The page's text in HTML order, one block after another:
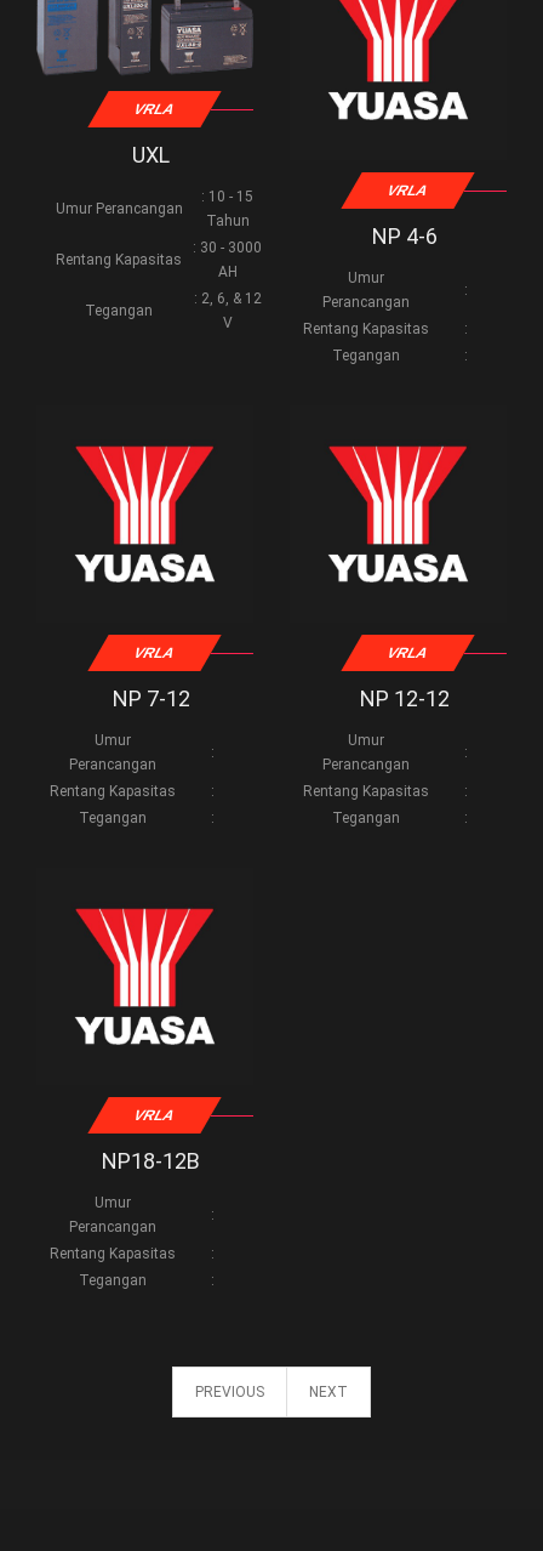
VRLA
UXL
Umur Perancangan
: 10 - 15
Tahun
Rentang Kapasitas
: 30 - 3000
AH
Tegangan
: 2, 6, & 12
V
VRLA
NP 4-6
Umur
Perancangan
:
Rentang Kapasitas
:
Tegangan
:
VRLA
NP 7-12
Umur
Perancangan
:
Rentang Kapasitas
:
Tegangan
:
VRLA
NP 12-12
Umur
Perancangan
:
Rentang Kapasitas
:
Tegangan
:
VRLA
NP18-12B
Umur
Perancangan
:
Rentang Kapasitas
:
Tegangan
:
PREVIOUS NEXT